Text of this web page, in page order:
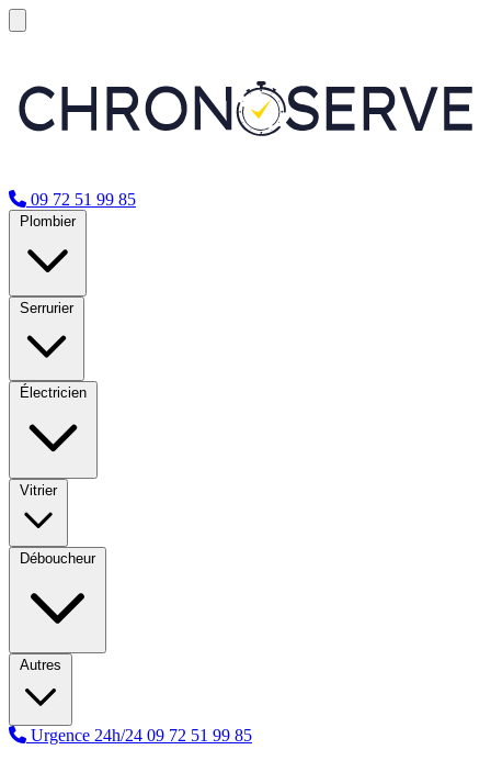
09 72 51 99 85
Plombier
Serrurier
Électricien
Vitrier
Déboucheur
Autres
Urgence 24h/24 09 72 51 99 85